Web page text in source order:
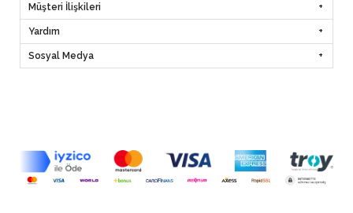
Müşteri İlişkileri
Yardım
Sosyal Medya